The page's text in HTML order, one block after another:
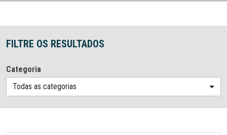
FILTRE OS RESULTADOS
Categoria
Todas as categorias